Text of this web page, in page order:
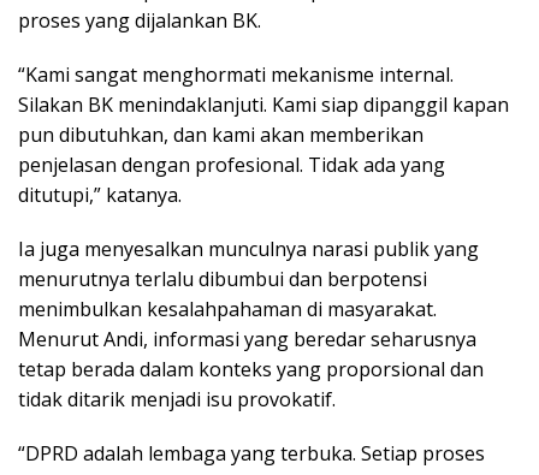
proses yang dijalankan BK.
“Kami sangat menghormati mekanisme internal.
Silakan BK menindaklanjuti. Kami siap dipanggil kapan
pun dibutuhkan, dan kami akan memberikan
penjelasan dengan profesional. Tidak ada yang
ditutupi,” katanya.
Ia juga menyesalkan munculnya narasi publik yang
menurutnya terlalu dibumbui dan berpotensi
menimbulkan kesalahpahaman di masyarakat.
Menurut Andi, informasi yang beredar seharusnya
tetap berada dalam konteks yang proporsional dan
tidak ditarik menjadi isu provokatif.
“DPRD adalah lembaga yang terbuka. Setiap proses